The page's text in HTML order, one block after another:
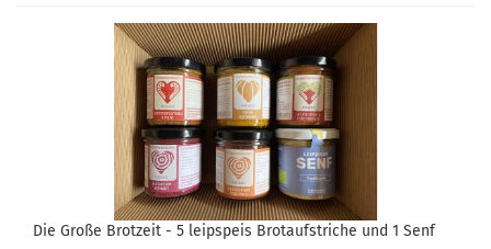
Die Große Brotzeit - 5 leipspeis Brotaufstriche und 1 Senf